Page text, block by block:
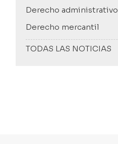
TODAS LAS NOTICIAS
Derecho administrativo
Derecho mercantil